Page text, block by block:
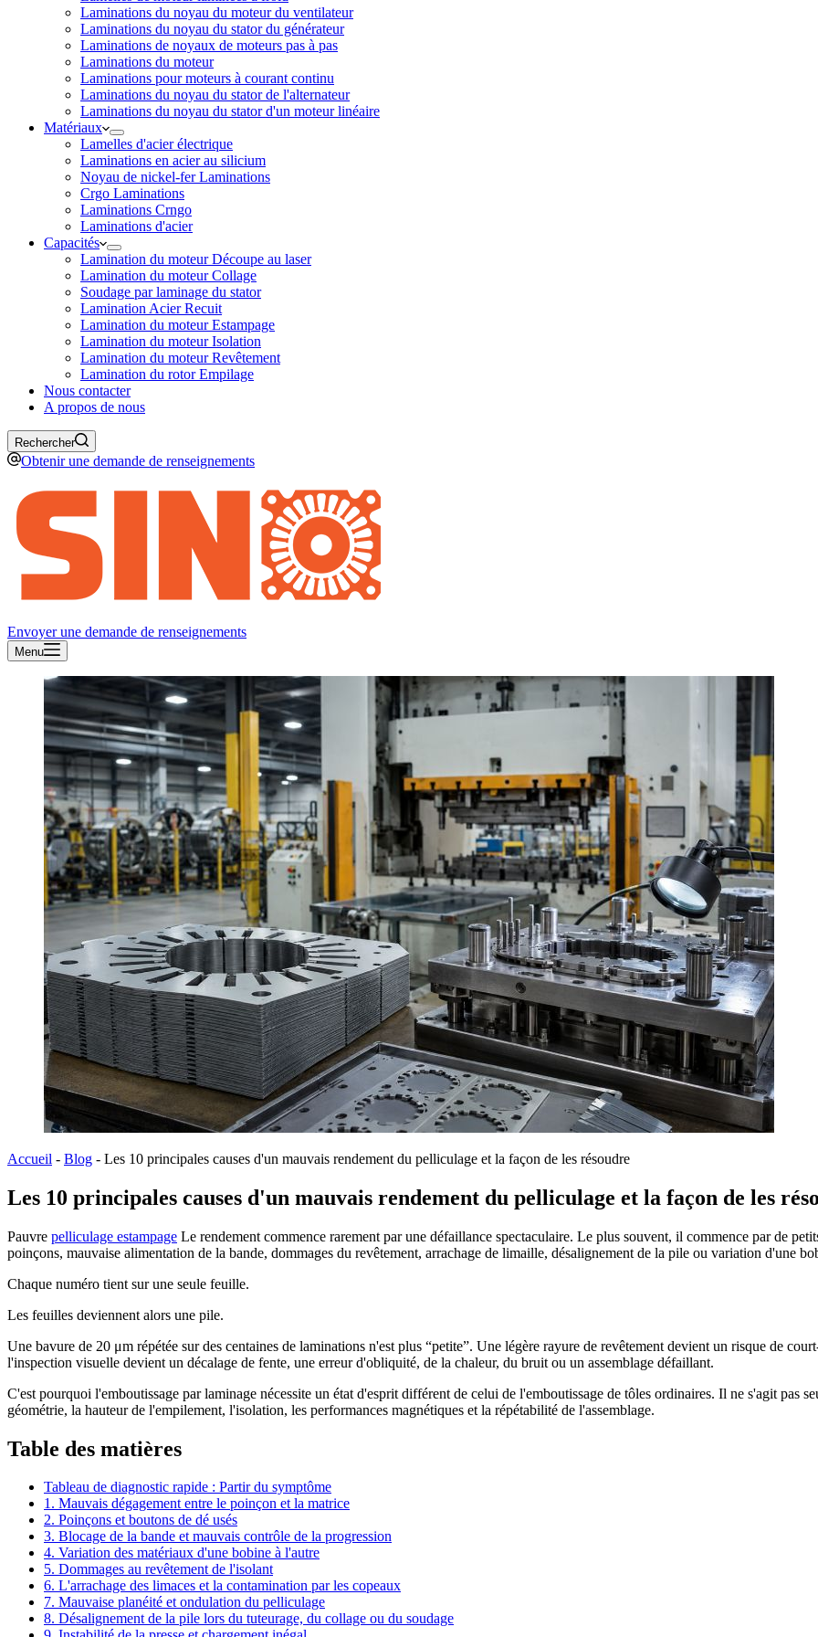
Laminations du noyau du moteur du ventilateur
Laminations du noyau du stator du générateur
Laminations de noyaux de moteurs pas à pas
Laminations du moteur
Laminations pour moteurs à courant continu
Laminations du noyau du stator de l'alternateur
Laminations du noyau du stator d'un moteur linéaire
Matériaux
Lamelles d'acier électrique
Laminations en acier au silicium
Noyau de nickel-fer Laminations
Crgo Laminations
Laminations Crngo
Laminations d'acier
Capacités
Lamination du moteur Découpe au laser
Lamination du moteur Collage
Soudage par laminage du stator
Lamination Acier Recuit
Lamination du moteur Estampage
Lamination du moteur Isolation
Lamination du moteur Revêtement
Lamination du rotor Empilage
Nous contacter
A propos de nous
Rechercher
Obtenir une demande de renseignements
Envoyer une demande de renseignements
Menu
Accueil - Blog - Les 10 principales causes d'un mauvais rendement du pelliculage et la façon de les résoudre
Les 10 principales causes d'un mauvais rendement du pelliculage et la façon de les
Pauvre pelliculage estampage Le rendement commence rarement par une défaillance spectaculaire. Le plus souvent, il commence par de
poinçons, mauvaise alimentation de la bande, dommages du revêtement, arrachage de limaille, désalignement de la pile ou variation d'une
Chaque numéro tient sur une seule feuille.
Les feuilles deviennent alors une pile.
Une bavure de 20 μm répétée sur des centaines de laminations n'est plus “petite”. Une légère rayure de revêtement devient un risque de
l'inspection visuelle devient un décalage de fente, une erreur d'obliquité, de la chaleur, du bruit ou un assemblage défaillant.
C'est pourquoi l'emboutissage par laminage nécessite un état d'esprit différent de celui de l'emboutissage de tôles ordinaires. Il ne s'agit pas
géométrie, la hauteur de l'empilement, l'isolation, les performances magnétiques et la répétabilité de l'assemblage.
Table des matières
Tableau de diagnostic rapide : Partir du symptôme
1. Mauvais dégagement entre le poinçon et la matrice
2. Poinçons et boutons de dé usés
3. Blocage de la bande et mauvais contrôle de la progression
4. Variation des matériaux d'une bobine à l'autre
5. Dommages au revêtement de l'isolant
6. L'arrachage des limaces et la contamination par les copeaux
7. Mauvaise planéité et ondulation du pelliculage
8. Désalignement de la pile lors du tuteurage, du collage ou du soudage